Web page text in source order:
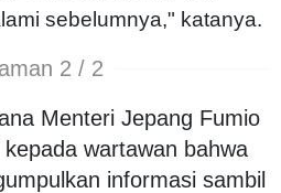
sebelumnya," katanya.
2 / 2
Menteri Jepang Fumio
wartawan bahwa
informasi sambil